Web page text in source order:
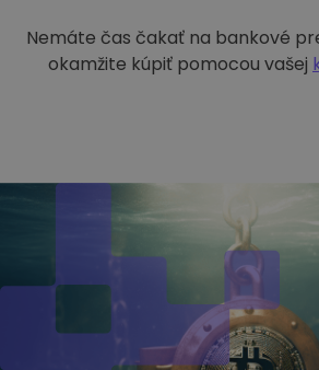
Nemáte čas čakať na bankové
okamžite kúpiť pomocou vašej